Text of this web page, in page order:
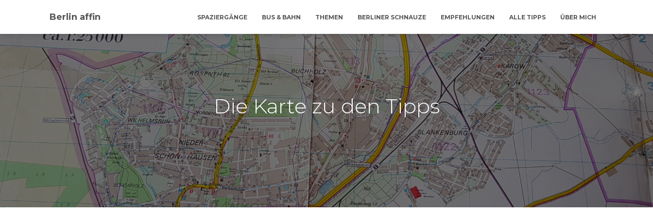
Berlin affin SPAZIERGÄNGE BUS & BAHN THEMEN BERLINER SCHNAUZE EMPFEHLUNGEN ALLE TIPPS ÜBER MICH
Die Karte zu den Tipps